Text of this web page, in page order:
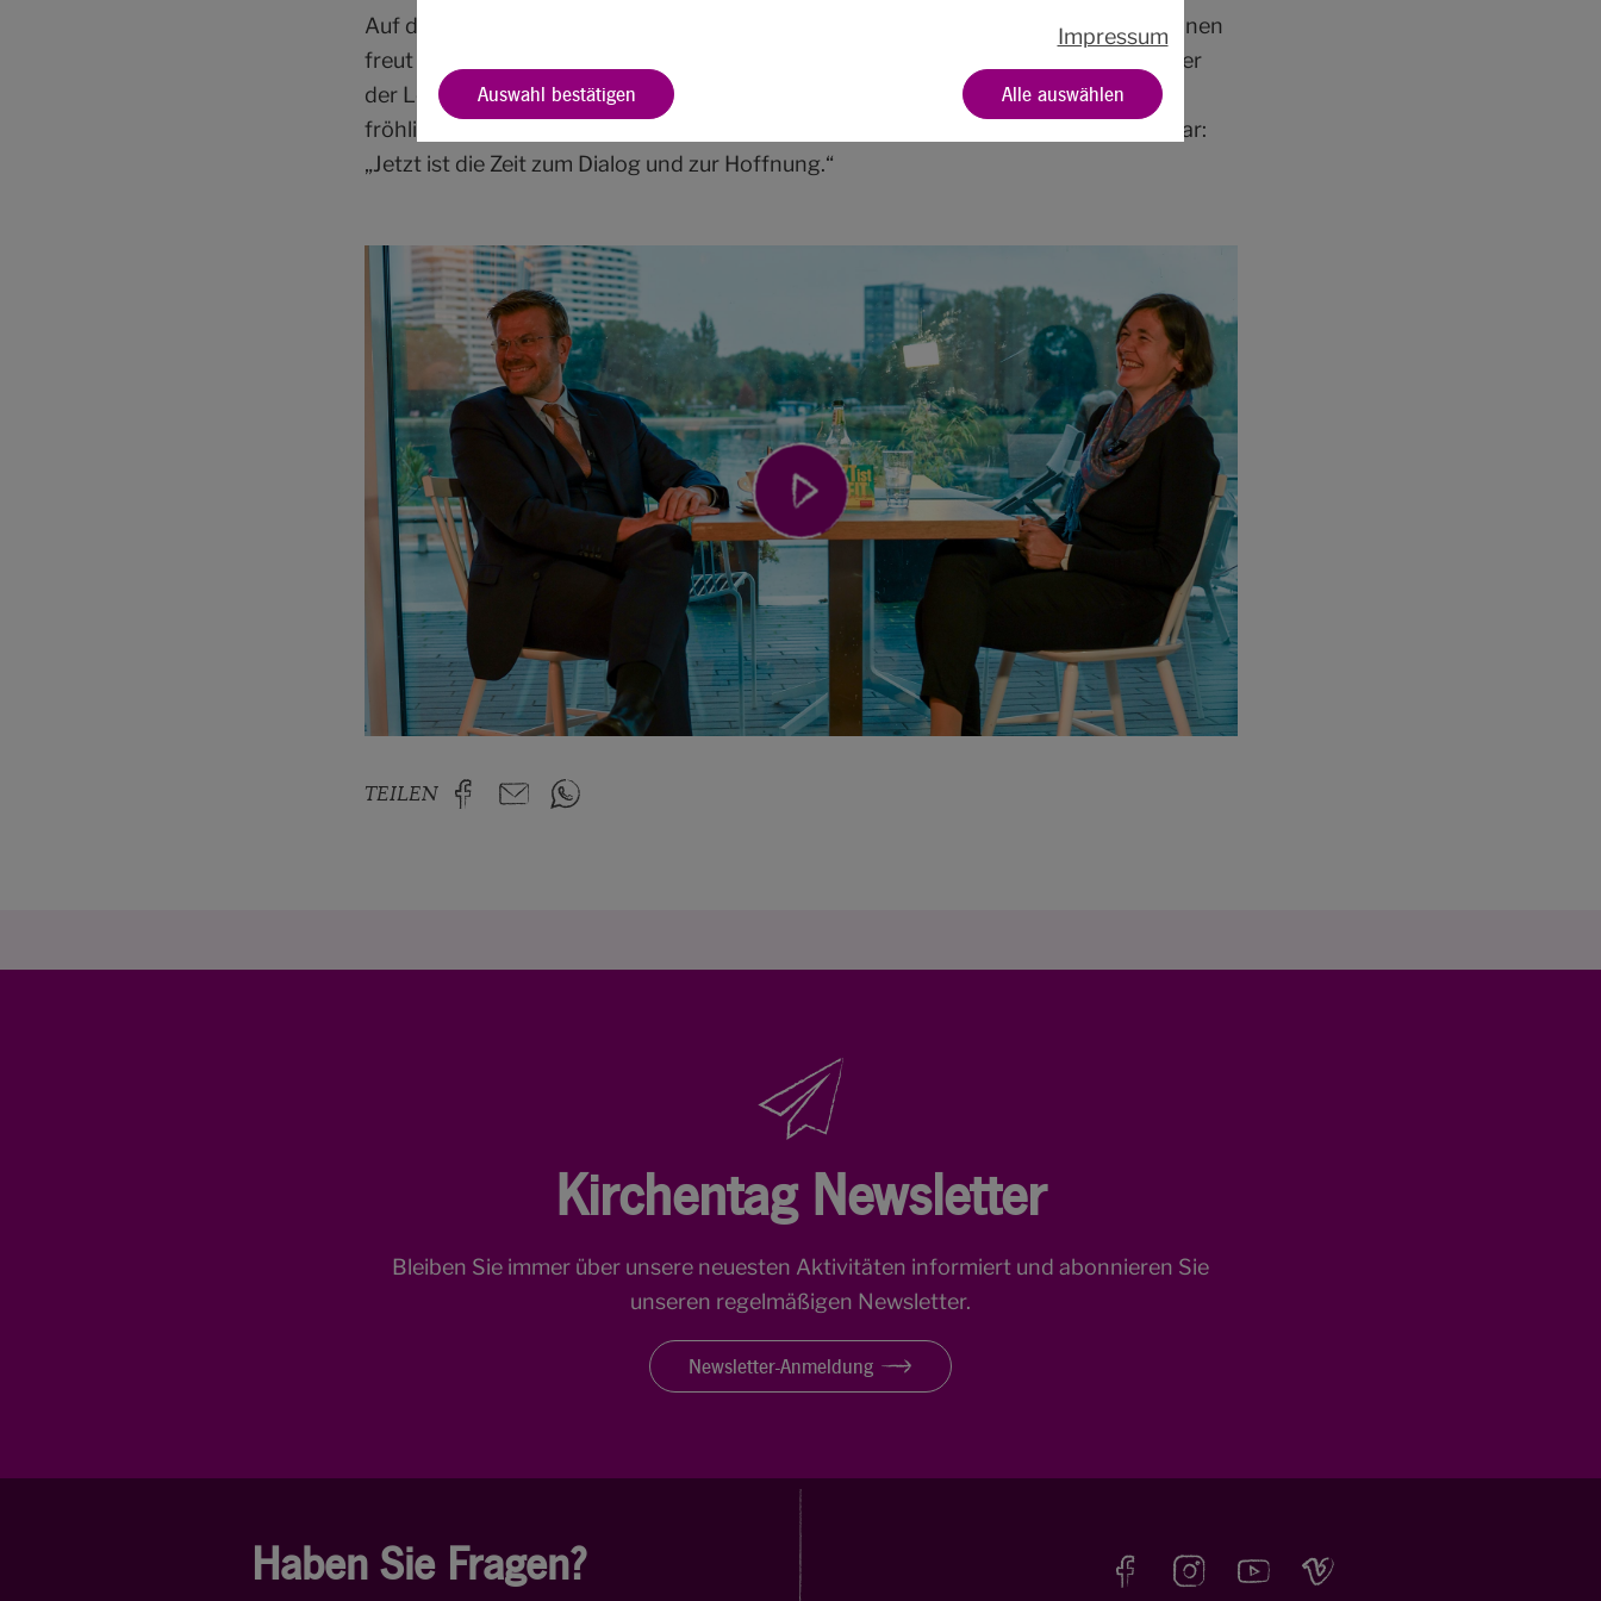
Auf das Engagement der Nürnberger:innen, die vielen Begegnungen und Diskussionen
freut sich das Stadtoberhaupt schon jetzt. Für ihn ist der Kirchentag 2023, der unter
der Losung “Jetzt ist die Zeit” (Mk 1,15) stattfinden wird, ein großer Impuls und ein
fröhliches, gemeinschaftliches Fest in der eigenen Stadt. Für Marcus König ganz klar:
„Jetzt ist die Zeit zum Dialog und zur Hoffnung.“
TEILEN
Kirchentag Newsletter
Bleiben Sie immer über unsere neuesten Aktivitäten informiert und abonnieren Sie
unseren regelmäßigen Newsletter.
Newsletter-Anmeldung
Haben Sie Fragen?
Impressum
Auswahl bestätigen Alle auswählen